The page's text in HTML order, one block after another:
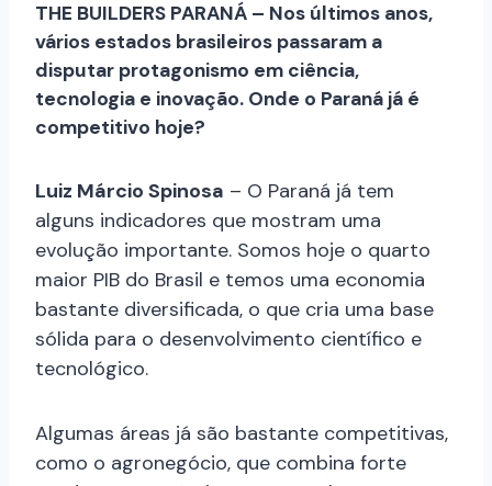
THE BUILDERS PARANÁ – Nos últimos anos,
vários estados brasileiros passaram a
disputar protagonismo em ciência,
tecnologia e inovação. Onde o Paraná já é
competitivo hoje?
Luiz Márcio Spinosa – O Paraná já tem
alguns indicadores que mostram uma
evolução importante. Somos hoje o quarto
maior PIB do Brasil e temos uma economia
bastante diversificada, o que cria uma base
sólida para o desenvolvimento científico e
tecnológico.
Algumas áreas já são bastante competitivas,
como o agronegócio, que combina forte